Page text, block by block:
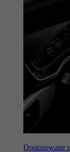
Dostosowane